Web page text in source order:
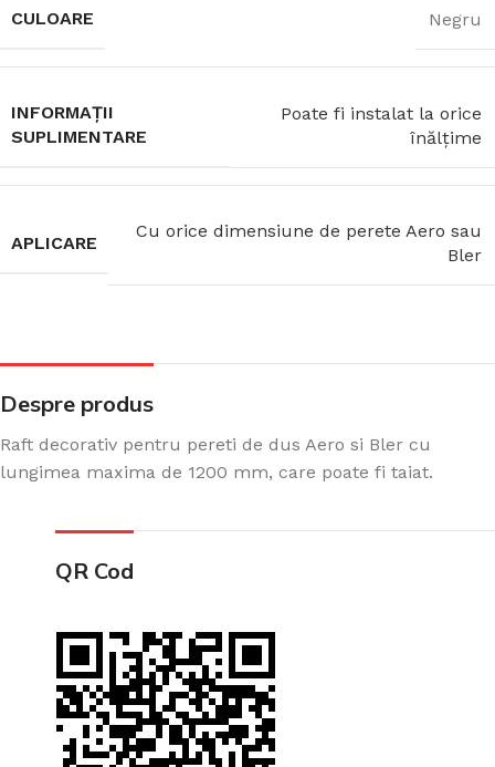
CULOARE Negru
INFORMAȚII
SUPLIMENTARE
Poate fi instalat la orice
înălțime
APLICARE
Cu orice dimensiune de perete Aero sau
Bler
Despre produs
Raft decorativ pentru pereti de dus Aero si Bler cu
lungimea maxima de 1200 mm, care poate fi taiat.
QR Cod